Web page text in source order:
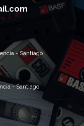
- Santiago
- Santiago